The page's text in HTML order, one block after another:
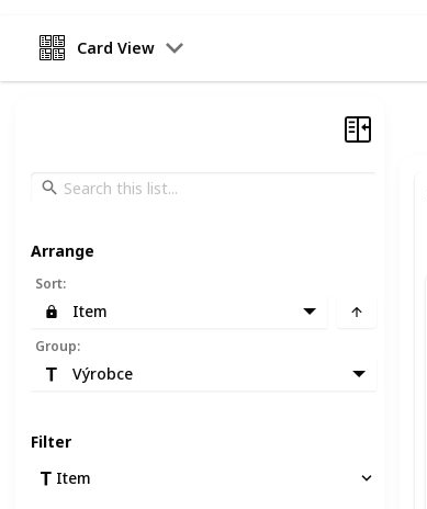
Card View
Arrange
Sort:
Item
Group:
Výrobce
Filter
Item